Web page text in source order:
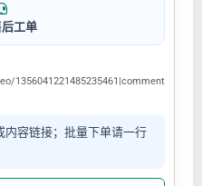
工单
1356041221485235461|comment
内容链接；批量下单请一行